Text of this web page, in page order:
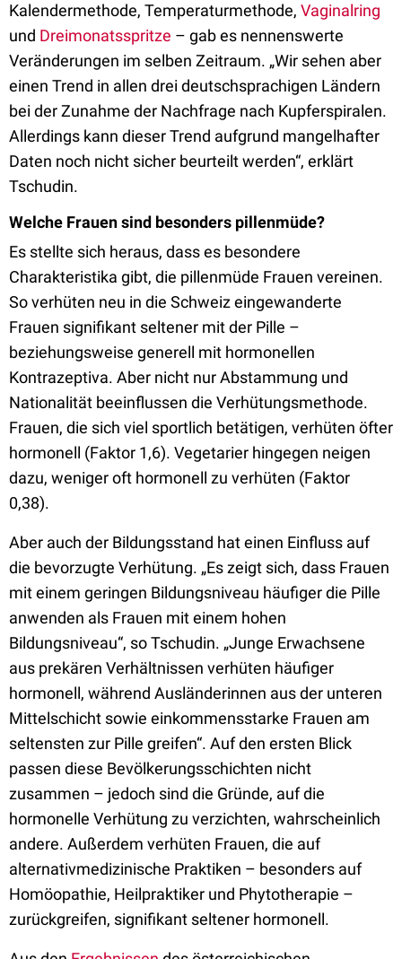
Kalendermethode, Temperaturmethode, Vaginalring
und Dreimonatsspritze – gab es nennenswerte
Veränderungen im selben Zeitraum. „Wir sehen aber
einen Trend in allen drei deutschsprachigen Ländern
bei der Zunahme der Nachfrage nach Kupferspiralen.
Allerdings kann dieser Trend aufgrund mangelhafter
Daten noch nicht sicher beurteilt werden“, erklärt
Tschudin.
Welche Frauen sind besonders pillenmüde?
Es stellte sich heraus, dass es besondere
Charakteristika gibt, die pillenmüde Frauen vereinen.
So verhüten neu in die Schweiz eingewanderte
Frauen signifikant seltener mit der Pille –
beziehungsweise generell mit hormonellen
Kontrazeptiva. Aber nicht nur Abstammung und
Nationalität beeinflussen die Verhütungsmethode.
Frauen, die sich viel sportlich betätigen, verhüten öfter
hormonell (Faktor 1,6). Vegetarier hingegen neigen
dazu, weniger oft hormonell zu verhüten (Faktor
0,38).
Aber auch der Bildungsstand hat einen Einfluss auf
die bevorzugte Verhütung. „Es zeigt sich, dass Frauen
mit einem geringen Bildungsniveau häufiger die Pille
anwenden als Frauen mit einem hohen
Bildungsniveau“, so Tschudin. „Junge Erwachsene
aus prekären Verhältnissen verhüten häufiger
hormonell, während Ausländerinnen aus der unteren
Mittelschicht sowie einkommensstarke Frauen am
seltensten zur Pille greifen“. Auf den ersten Blick
passen diese Bevölkerungsschichten nicht
zusammen – jedoch sind die Gründe, auf die
hormonelle Verhütung zu verzichten, wahrscheinlich
andere. Außerdem verhüten Frauen, die auf
alternativmedizinische Praktiken – besonders auf
Homöopathie, Heilpraktiker und Phytotherapie –
zurückgreifen, signifikant seltener hormonell.